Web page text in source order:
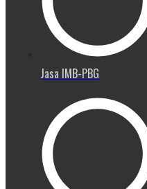
Jasa IMB-PBG